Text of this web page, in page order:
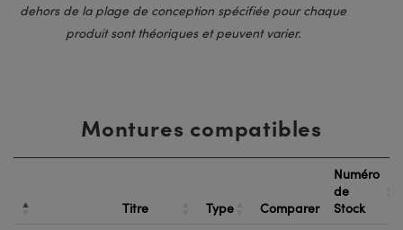
dehors de la plage de conception spécifiée pour chaque
produit sont théoriques et peuvent varier.
Montures compatibles
Titre Type Comparer
Numéro
de
Stock